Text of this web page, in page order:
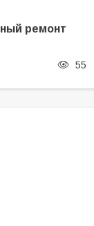
ремонт
55